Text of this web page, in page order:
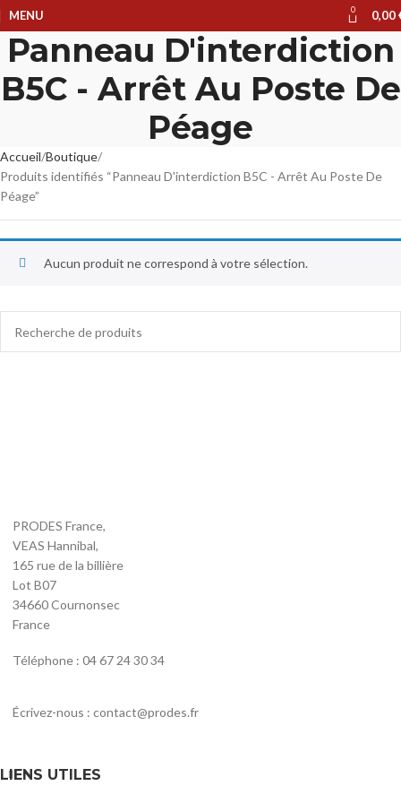
MENU 0 0,00
Panneau D'interdiction
B5C - Arrêt Au Poste De
Péage
Accueil Boutique
Produits identifiés “Panneau D'interdiction B5C - Arrêt Au Poste De
Péage”
Aucun produit ne correspond à votre sélection.
PRODES France,
VEAS Hannibal,
165 rue de la billière
Lot B07
34660 Cournonsec
France
Téléphone : 04 67 24 30 34
Écrivez-nous : contact@prodes.fr
LIENS UTILES